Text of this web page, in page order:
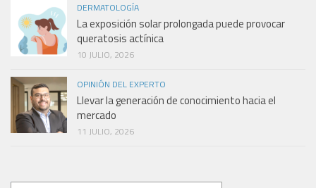
DERMATOLOGÍA
La exposición solar prolongada puede provocar
queratosis actínica
10 JULIO, 2026
OPINIÓN DEL EXPERTO
Llevar la generación de conocimiento hacia el
mercado
11 JULIO, 2026